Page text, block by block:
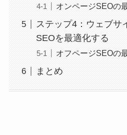
オンページSEOの
ステップ4：ウェブサ
SEOを最適化する
オフページSEOの
まとめ